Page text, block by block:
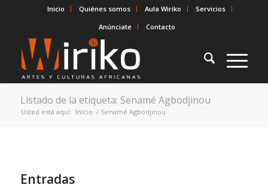
Inicio Quiénes somos Aula Wiriko
Servicios
Anúnciate
Contacto
Listado de la etiqueta: Senamé Agbodjinou
Usted está aquí: Inicio / Senamé Agbodjinou
Entradas